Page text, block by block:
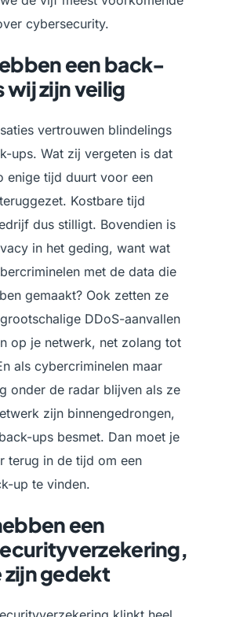
cybersecurity.
een back-
wij zijn veilig
vertrouwen blindelings
ups. Wat zij vergeten is dat
enige tijd duurt voor een
Kostbare tijd
dus stilligt. Bovendien is
in het geding, want wat
met de data die
gemaakt? Ook zetten ze
DDoS-aanvallen
op je netwerk, net zolang tot
als cybercriminelen maar
onder de radar blijven als ze
zijn binnengedrongen,
ups besmet. Dan moet je
terug in de tijd om een
up te vinden.
een
zijn gedekt